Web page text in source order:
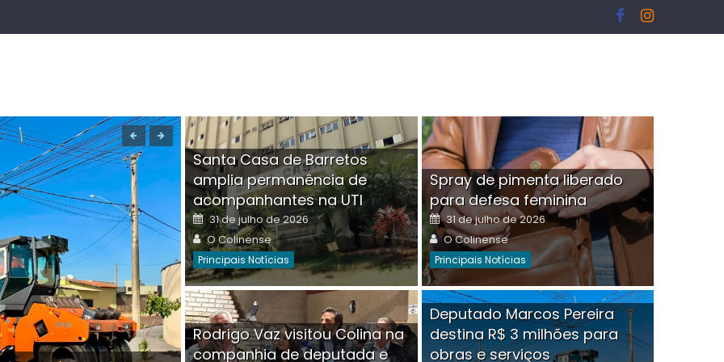
Boutique na Av. Ângelo Martins Tristão é
invadida por criminoso mascarado
Posted
30 de julho de 2026 Author
O Colinense Comment(0)
Santa Casa de Barretos
amplia permanência de
acompanhantes na UTI
Posted
on
31 de julho de 2026
Author
O Colinense
Principais Notícias
Spray de pimenta liberado
para defesa feminina
Posted
on
31 de julho de 2026
Author
O Colinense
Principais Notícias
Rodrigo Vaz visitou Colina na
companhia de deputada e
Deputado Marcos Pereira
destina R$ 3 milhões para
obras e serviços